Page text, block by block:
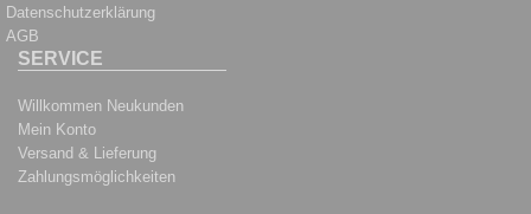
Datenschutzerklärung
AGB
SERVICE
Willkommen Neukunden
Mein Konto
Versand & Lieferung
Zahlungsmöglichkeiten